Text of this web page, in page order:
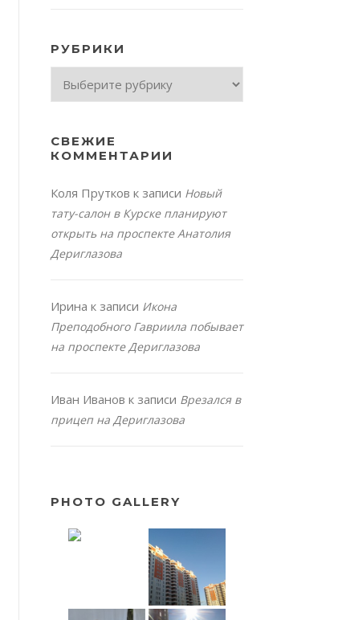
РУБРИКИ
СВЕЖИЕ
КОММЕНТАРИИ
Коля Прутков к записи Новый
тату-салон в Курске планируют
открыть на проспекте Анатолия
Дериглазова
Ирина к записи Икона
Преподобного Гавриила побывает
на проспекте Дериглазова
Иван Иванов к записи Врезался в
прицеп на Дериглазова
PHOTO GALLERY